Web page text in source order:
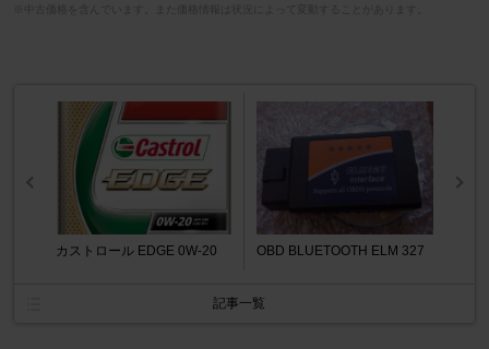
カストロール EDGE 0W-20 OBD BLUETOOTH ELM 327
記事一覧